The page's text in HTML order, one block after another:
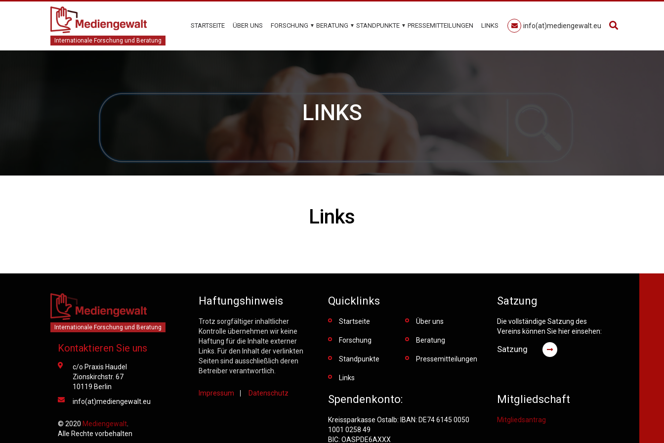
Internationale Forschung und Beratung
STARTSEITE ÜBER UNS FORSCHUNG ▼ BERATUNG ▼ STANDPUNKTE ▼ PRESSEMITTEILUNGEN LINKS info(at)mediengewalt.eu
LINKS
Links
Internationale Forschung und Beratung
Kontaktieren Sie uns
c/o Praxis Haudel
Zionskirchstr. 67
10119 Berlin
info(at)mediengewalt.eu
© 2020 Mediengewalt
Alle Rechte vorbehalten
Haftungshinweis
Trotz sorgfältiger inhaltlicher
Kontrolle übernehmen wir keine
Haftung für die Inhalte externer
Links. Für den Inhalt der verlinkten
Seiten sind ausschließlich deren
Betreiber verantwortlich.
Impressum Datenschutz
Quicklinks
Startseite Über uns
Forschung Beratung
Standpunkte Pressemitteilungen
Links
Spendenkonto:
Kreissparkasse Ostalb: IBAN: DE74 6145 0050
1001 0258 49
BIC: OASPDE6AXXX
Satzung
Die vollständige Satzung des
Vereins können Sie hier einsehen:
Satzung
Mitgliedschaft
Mitgliedsantrag